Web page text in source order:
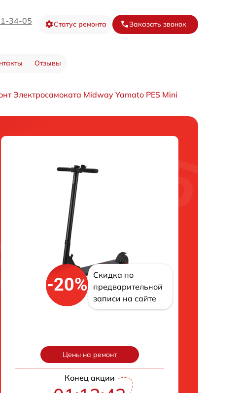
34-05 Статус ремонта Заказать звонок
Отзывы
Электросамоката Midway Yamato PES Mini
-20%
Скидка по
предварительной
записи на сайте
Цены на ремонт
Конец акции